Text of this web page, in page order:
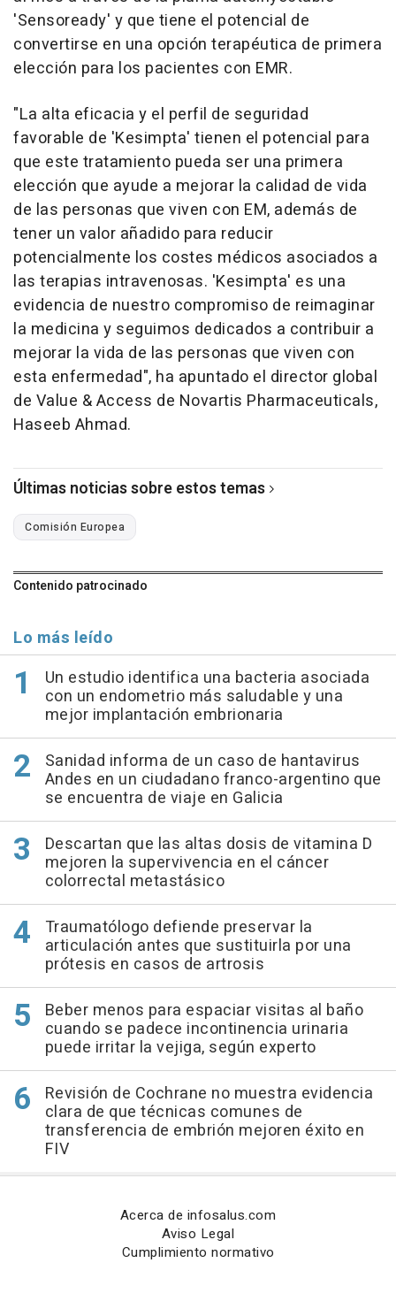
'Sensoready' y que tiene el potencial de
convertirse en una opción terapéutica de primera
elección para los pacientes con EMR.
"La alta eficacia y el perfil de seguridad
favorable de 'Kesimpta' tienen el potencial para
que este tratamiento pueda ser una primera
elección que ayude a mejorar la calidad de vida
de las personas que viven con EM, además de
tener un valor añadido para reducir
potencialmente los costes médicos asociados a
las terapias intravenosas. 'Kesimpta' es una
evidencia de nuestro compromiso de reimaginar
la medicina y seguimos dedicados a contribuir a
mejorar la vida de las personas que viven con
esta enfermedad", ha apuntado el director global
de Value & Access de Novartis Pharmaceuticals,
Haseeb Ahmad.
Últimas noticias sobre estos temas
Comisión Europea
Contenido patrocinado
Lo más leído
Un estudio identifica una bacteria asociada
con un endometrio más saludable y una
mejor implantación embrionaria
Sanidad informa de un caso de hantavirus
Andes en un ciudadano franco-argentino que
se encuentra de viaje en Galicia
Descartan que las altas dosis de vitamina D
mejoren la supervivencia en el cáncer
colorrectal metastásico
Traumatólogo defiende preservar la
articulación antes que sustituirla por una
prótesis en casos de artrosis
Beber menos para espaciar visitas al baño
cuando se padece incontinencia urinaria
puede irritar la vejiga, según experto
Revisión de Cochrane no muestra evidencia
clara de que técnicas comunes de
transferencia de embrión mejoren éxito en
FIV
Acerca de infosalus.com
Aviso Legal
Cumplimiento normativo